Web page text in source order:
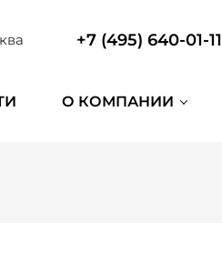
+7 (495) 640-01-11
О КОМПАНИИ